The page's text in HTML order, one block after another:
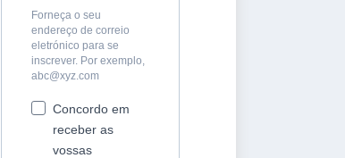
Forneça o seu
endereço de correio
eletrónico para se
inscrever. Por exemplo,
abc@xyz.com
Concordo em
receber as
vossas